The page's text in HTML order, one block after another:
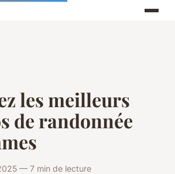
les meilleurs
de randonnée
— 7 min de lecture